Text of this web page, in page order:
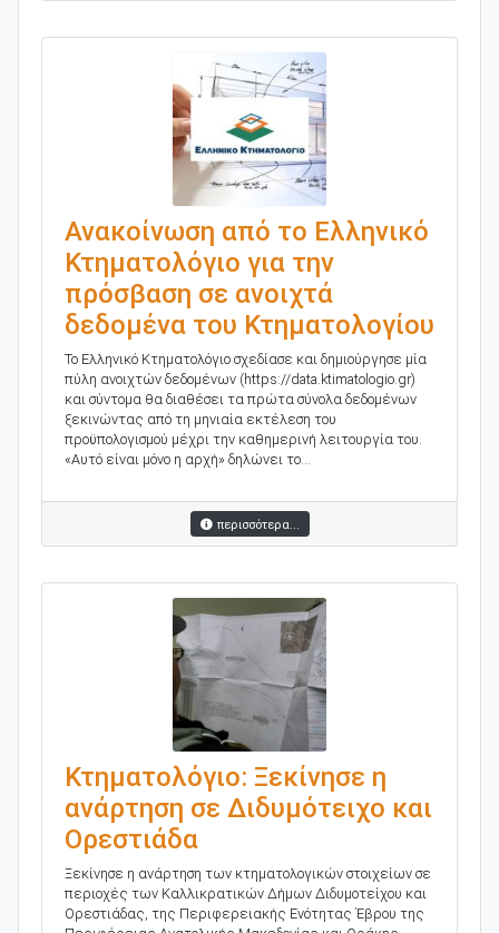
Ανακοίνωση από το Ελληνικό
Κτηματολόγιο για την
πρόσβαση σε ανοιχτά
δεδομένα του Κτηματολογίου
Το Ελληνικό Κτηματολόγιο σχεδίασε και δημιούργησε μία
πύλη ανοιχτών δεδομένων (https://data.ktimatologio.gr)
και σύντομα θα διαθέσει τα πρώτα σύνολα δεδομένων
ξεκινώντας από τη μηνιαία εκτέλεση του
προϋπολογισμού μέχρι την καθημερινή λειτουργία του.
«Αυτό είναι μόνο η αρχή» δηλώνει το...
περισσότερα...
Κτηματολόγιο: Ξεκίνησε η
ανάρτηση σε Διδυμότειχο και
Ορεστιάδα
Ξεκίνησε η ανάρτηση των κτηματολογικών στοιχείων σε
περιοχές των Καλλικρατικών Δήμων Διδυμοτείχου και
Ορεστιάδας, της Περιφερειακής Ενότητας Έβρου της